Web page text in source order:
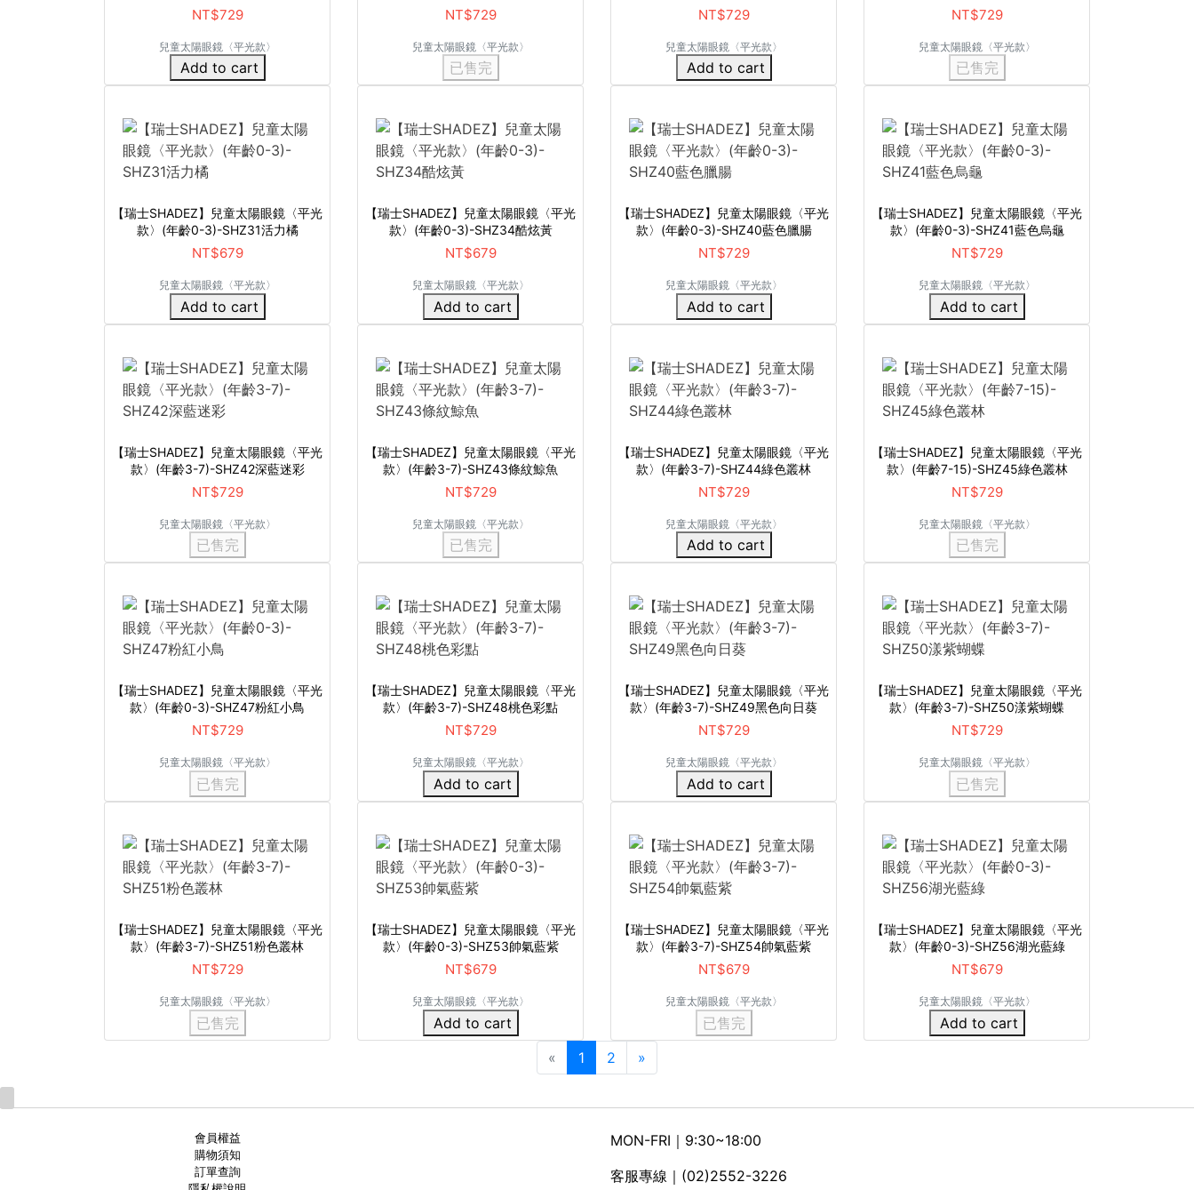
NT$729
兒童太陽眼鏡〈平光款〉
Add to cart
NT$729
兒童太陽眼鏡〈平光款〉
已售完
NT$729
兒童太陽眼鏡〈平光款〉
Add to cart
NT$729
兒童太陽眼鏡〈平光款〉
已售完
【瑞士SHADEZ】兒童太陽眼鏡〈平光
款〉(年齡0-3)-SHZ31活力橘
NT$679
兒童太陽眼鏡〈平光款〉
Add to cart
【瑞士SHADEZ】兒童太陽眼鏡〈平光
款〉(年齡0-3)-SHZ34酷炫黃
NT$679
兒童太陽眼鏡〈平光款〉
Add to cart
【瑞士SHADEZ】兒童太陽眼鏡〈平光
款〉(年齡0-3)-SHZ40藍色臘腸
NT$729
兒童太陽眼鏡〈平光款〉
Add to cart
【瑞士SHADEZ】兒童太陽眼鏡〈平光
款〉(年齡0-3)-SHZ41藍色烏龜
NT$729
兒童太陽眼鏡〈平光款〉
Add to cart
【瑞士SHADEZ】兒童太陽眼鏡〈平光
款〉(年齡3-7)-SHZ42深藍迷彩
NT$729
兒童太陽眼鏡〈平光款〉
已售完
【瑞士SHADEZ】兒童太陽眼鏡〈平光
款〉(年齡3-7)-SHZ43條紋鯨魚
NT$729
兒童太陽眼鏡〈平光款〉
已售完
【瑞士SHADEZ】兒童太陽眼鏡〈平光
款〉(年齡3-7)-SHZ44綠色叢林
NT$729
兒童太陽眼鏡〈平光款〉
Add to cart
【瑞士SHADEZ】兒童太陽眼鏡〈平光
款〉(年齡7-15)-SHZ45綠色叢林
NT$729
兒童太陽眼鏡〈平光款〉
已售完
【瑞士SHADEZ】兒童太陽眼鏡〈平光
款〉(年齡0-3)-SHZ47粉紅小鳥
NT$729
兒童太陽眼鏡〈平光款〉
已售完
【瑞士SHADEZ】兒童太陽眼鏡〈平光
款〉(年齡3-7)-SHZ48桃色彩點
NT$729
兒童太陽眼鏡〈平光款〉
Add to cart
【瑞士SHADEZ】兒童太陽眼鏡〈平光
款〉(年齡3-7)-SHZ49黑色向日葵
NT$729
兒童太陽眼鏡〈平光款〉
Add to cart
【瑞士SHADEZ】兒童太陽眼鏡〈平光
款〉(年齡3-7)-SHZ50漾紫蝴蝶
NT$729
兒童太陽眼鏡〈平光款〉
已售完
【瑞士SHADEZ】兒童太陽眼鏡〈平光
款〉(年齡3-7)-SHZ51粉色叢林
NT$729
兒童太陽眼鏡〈平光款〉
已售完
【瑞士SHADEZ】兒童太陽眼鏡〈平光
款〉(年齡0-3)-SHZ53帥氣藍紫
NT$679
兒童太陽眼鏡〈平光款〉
Add to cart
【瑞士SHADEZ】兒童太陽眼鏡〈平光
款〉(年齡3-7)-SHZ54帥氣藍紫
NT$679
兒童太陽眼鏡〈平光款〉
已售完
【瑞士SHADEZ】兒童太陽眼鏡〈平光
款〉(年齡0-3)-SHZ56湖光藍綠
NT$679
兒童太陽眼鏡〈平光款〉
Add to cart
«
1 2 »
會員權益
購物須知
訂單查詢
MON-FRI｜9:30~18:00
客服專線｜(02)2552-3226